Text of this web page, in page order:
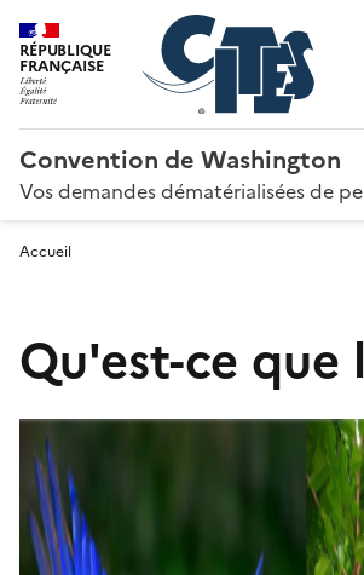
RÉPUBLIQUE
FRANÇAISE
Convention de Washington
Vos demandes dématérialisées de
Accueil
Qu'est-ce que